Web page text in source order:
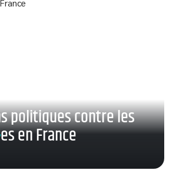
politiques contre les
en France